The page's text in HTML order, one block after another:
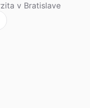
v Bratislave